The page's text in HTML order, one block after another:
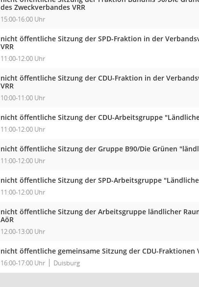
des Zweckverbandes VRR
15:00-16:00 Uhr
nicht öffentliche Sitzung der SPD-Fraktion in der
VRR
11:00-12:00 Uhr
nicht öffentliche Sitzung der CDU-Fraktion in der
VRR
10:00-11:00 Uhr
nicht öffentliche Sitzung der CDU-Arbeitsgruppe
11:00-12:00 Uhr
nicht öffentliche Sitzung der Gruppe B90/Die Grünen
11:00-12:00 Uhr
nicht öffentliche Sitzung der SPD-Arbeitsgruppe
11:00-12:00 Uhr
nicht öffentliche Sitzung der Arbeitsgruppe ländlicher
AöR
12:00-13:00 Uhr
nicht öffentliche gemeinsame Sitzung der CDU-Fraktionen
16:00-17:00 Uhr Duisburg